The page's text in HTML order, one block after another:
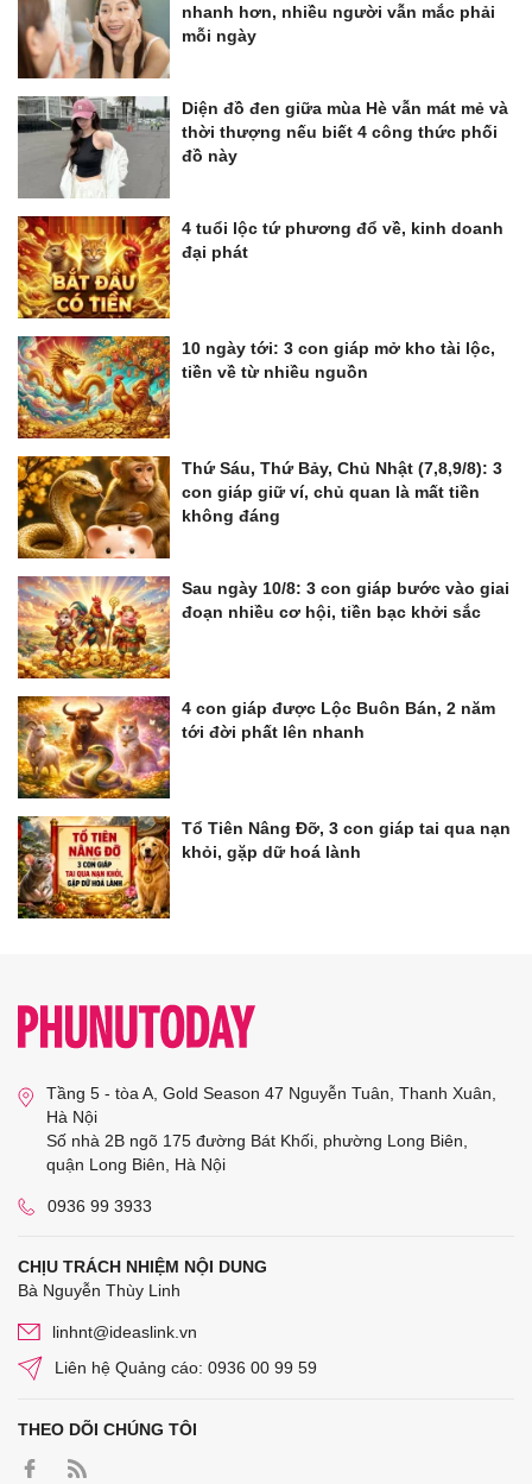
nhanh hơn, nhiều người vẫn mắc phải
mỗi ngày
Diện đồ đen giữa mùa Hè vẫn mát mẻ và
thời thượng nếu biết 4 công thức phối
đồ này
4 tuổi lộc tứ phương đổ về, kinh doanh
đại phát
10 ngày tới: 3 con giáp mở kho tài lộc,
tiền về từ nhiều nguồn
Thứ Sáu, Thứ Bảy, Chủ Nhật (7,8,9/8): 3
con giáp giữ ví, chủ quan là mất tiền
không đáng
Sau ngày 10/8: 3 con giáp bước vào giai
đoạn nhiều cơ hội, tiền bạc khởi sắc
4 con giáp được Lộc Buôn Bán, 2 năm
tới đời phất lên nhanh
Tổ Tiên Nâng Đỡ, 3 con giáp tai qua nạn
khỏi, gặp dữ hoá lành
Tầng 5 - tòa A, Gold Season 47 Nguyễn Tuân, Thanh Xuân,
Hà Nội
Số nhà 2B ngõ 175 đường Bát Khối, phường Long Biên,
quận Long Biên, Hà Nội
0936 99 3933
CHỊU TRÁCH NHIỆM NỘI DUNG
Bà Nguyễn Thùy Linh
linhnt@ideaslink.vn
Liên hệ Quảng cáo: 0936 00 99 59
THEO DÕI CHÚNG TÔI